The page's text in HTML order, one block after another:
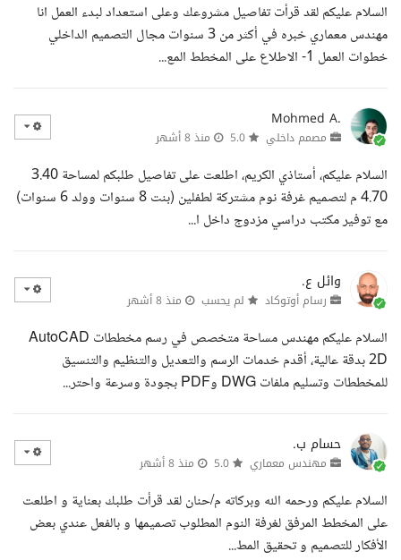
السلام عليكم لقد قرأت تفاصيل مشروعك وعلى استعداد لبدء العمل انا
مهندس معماري خبره في أكثر من 3 سنوات مجال التصميم الداخلي
خطوات العمل 1- الاطلاع على المخطط المع...
Mohmed A.
مصمم داخلي منذ 8 أشهر
السلام عليكم، أستاذي الكريم، اطلعت على تفاصيل طلبكم لمساحة 3.40
4.70 م لتصميم غرفة نوم مشتركة لطفلين (بنت 8 سنوات وولد 6 سنوات)
مع توفير مكتب دراسي مزدوج داخل ا...
وائل ع.
رسام أوتوكاد لم يحسب منذ 8 أشهر
السلام عليكم مهندس مساحة متخصص في رسم مخططات AutoCAD
2D بدقة عالية، أقدم خدمات الرسم والتعديل والتنظيم والتنسيق
للمخططات وتسليم ملفات DWG وPDF بجودة وسرعة واحتر...
حسام ب.
مهندس معماري منذ 8 أشهر
السلام عليكم ورحمه الله وبركاته م/حنان لقد قرأت طلبك بعناية و اطلعت
على المخطط المرفق لغرفة النوم المطلوب تصميمها و بالفعل عندي بعض
الأفكار للتصميم و تحقيق المط...